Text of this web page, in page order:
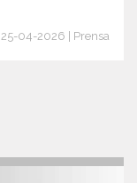
25-04-2026 | Prensa